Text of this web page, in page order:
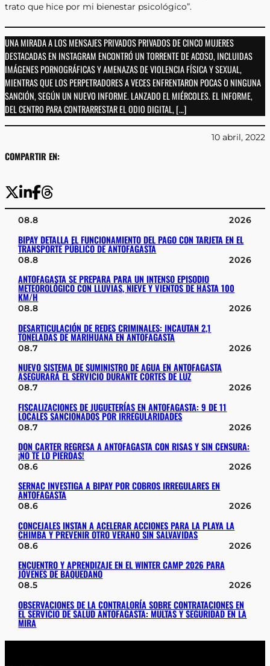
trato que hice por mi bienestar psicológico”.
UNA MIRADA A LOS MENSAJES PRIVADOS PRIVADOS DE CINCO MUJERES
DESTACADAS EN INSTAGRAM ENCONTRÓ UN TORRENTE DE ACOSO, INCLUIDAS
IMÁGENES PORNOGRÁFICAS Y AMENAZAS DE VIOLENCIA FÍSICA Y SEXUAL,
MIENTRAS QUE LOS PERPETRADORES A VECES ENFRENTARON POCAS O NINGUNA
SANCIÓN, SEGÚN UN NUEVO INFORME. LANZADO EL MIÉRCOLES. EL INFORME,
DEL CENTRO PARA CONTRARRESTAR EL ODIO DIGITAL, […]
COMPARTIR EN:
10 abril, 2022
08.8 2026
BIPAY DETALLA EL FUNCIONAMIENTO DEL PAGO CON TARJETA EN EL
TRANSPORTE PÚBLICO DE ANTOFAGASTA
08.8 2026
ANTOFAGASTA SE PREPARA PARA UN INTENSO EPISODIO
METEOROLÓGICO CON LLUVIAS, NIEVE Y VIENTOS DE HASTA 100
KM/H
08.8 2026
DESARTICULACIÓN DE REDES CRIMINALES: INCAUTAN 2,1
TONELADAS DE MARIHUANA EN ANTOFAGASTA
08.7 2026
NUEVO SISTEMA DE SUMINISTRO DE AGUA EN ANTOFAGASTA
ASEGURARÁ EL SERVICIO DURANTE CORTES DE LUZ
08.7 2026
FISCALIZACIONES DE JUGUETERÍAS EN ANTOFAGASTA: 9 DE 11
LOCALES SANCIONADOS POR IRREGULARIDADES
08.7 2026
DON CARTER REGRESA A ANTOFAGASTA CON RISAS Y SIN CENSURA:
¡NO TE LO PIERDAS!
08.6 2026
SERNAC INVESTIGA A BIPAY POR COBROS IRREGULARES EN
ANTOFAGASTA
08.6 2026
CONCEJALES INSTAN A ACELERAR ACCIONES PARA LA PLAYA LA
CHIMBA Y PREVENIR OTRO VERANO SIN SALVAVIDAS
08.6 2026
ENCUENTRO Y APRENDIZAJE EN EL WINTER CAMP 2026 PARA
JÓVENES DE BAQUEDANO
08.5 2026
OBSERVACIONES DE LA CONTRALORÍA SOBRE CONTRATACIONES EN
EL SERVICIO DE SALUD ANTOFAGASTA: MULTAS Y SEGURIDAD EN LA
MIRA